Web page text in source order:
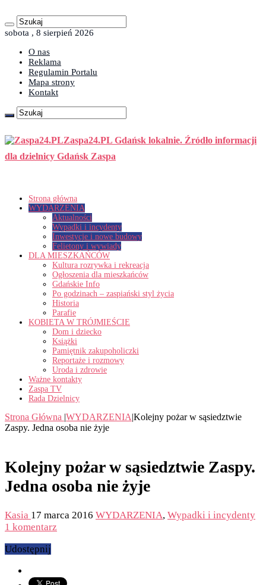
sobota , 8 sierpień 2026
O nas
Reklama
Regulamin Portalu
Mapa strony
Kontakt
Zaspa24.PL Gdańsk lokalnie. Źródło informacji
dla dzielnicy Gdańsk Zaspa
Strona główna
WYDARZENIA
Aktualności
Wypadki i incydenty
Inwestycje i nowe budowy
Felietony i wywiady
DLA MIESZKAŃCÓW
Kultura rozrywka i rekreacja
Ogłoszenia dla mieszkańców
Gdańskie Info
Po godzinach – zaspiański styl życia
Historia
Parafie
KOBIETA W TRÓJMIEŚCIE
Dom i dziecko
Książki
Pamiętnik zakupoholiczki
Reportaże i rozmowy
Uroda i zdrowie
Ważne kontakty
Zaspa TV
Rada Dzielnicy
Strona Główna |WYDARZENIA|Kolejny pożar w sąsiedztwie
Zaspy. Jedna osoba nie żyje
Kolejny pożar w sąsiedztwie Zaspy.
Jedna osoba nie żyje
Kasia 17 marca 2016 WYDARZENIA, Wypadki i incydenty
1 komentarz
Udostępnij